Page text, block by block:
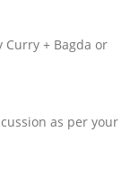
Curry + Bagda or
as per your